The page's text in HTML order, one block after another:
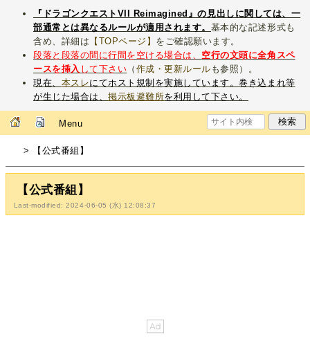
『ドラゴンクエストVII Reimagined』の見出しに関しては、一
部通常とは異なるルールが適用されます。 基本的な記述形式も
含め、詳細は 【TOPページ】 をご確認願います。
段落と段落の間に行間を空ける場合は、 空行の文頭に全角スペ
ースを挿入 して下さい （ 作成・更新ルール も参照）。
現在、 本スレにてホスト規制を実施しています。巻き込まれ等
が生じた場合は、掲示板避難所を利用して下さい。
Menu
> 【公式番組】
【公式番組】
Last-modified: 2024-06-05 (水) 12:08:37